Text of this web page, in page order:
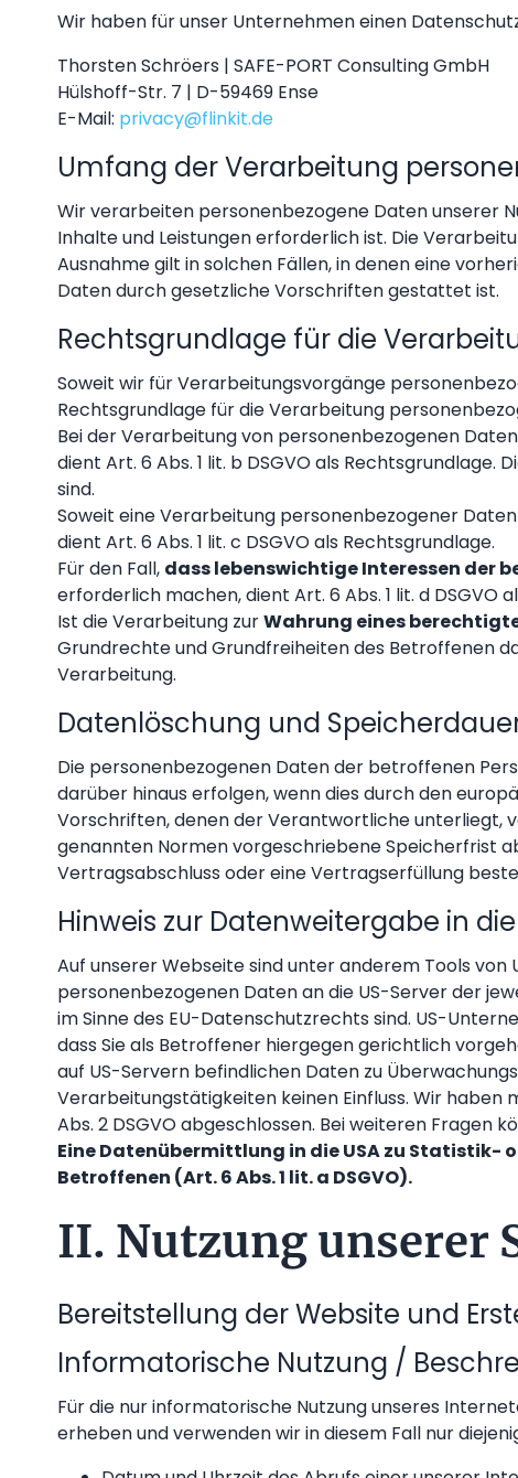
Wir haben für unser Unternehmen einen
Thorsten Schröers | SAFE-PORT Consulting GmbH
Hülshoff-Str. 7 | D-59469 Ense
E-Mail: privacy@flinkit.de
Umfang der Verarbeitung
Wir verarbeiten personenbezogene Daten unserer
Inhalte und Leistungen erforderlich ist. Die
Ausnahme gilt in solchen Fällen, in denen eine
Daten durch gesetzliche Vorschriften gestattet ist.
Rechtsgrundlage für die
Soweit wir für Verarbeitungsvorgänge
Rechtsgrundlage für die Verarbeitung
Bei der Verarbeitung von personenbezogenen
dient Art. 6 Abs. 1 lit. b DSGVO als
sind.
Soweit eine Verarbeitung personenbezogener
dient Art. 6 Abs. 1 lit. c DSGVO als Rechtsgrundlage.
Für den Fall, dass lebenswichtige Interessen der
erforderlich machen, dient Art. 6 Abs. 1 lit. d DSGVO
Ist die Verarbeitung zurWahrung eines
Grundrechte und Grundfreiheiten des Betroffenen
Verarbeitung.
Datenlöschung und
Die personenbezogenen Daten der betroffenen
darüber hinaus erfolgen, wenn dies durch den
Vorschriften, denen der Verantwortliche unterliegt,
genannten Normen vorgeschriebene Speicherfrist
Vertragsabschluss oder eine Vertragserfüllung
Hinweis zur Datenweitergabe in die
Auf unserer Webseite sind unter anderem Tools von
personenbezogenen Daten an die US-Server der
im Sinne des EU-Datenschutzrechts sind. US-
dass Sie als Betroffener hiergegen gerichtlich
auf US-Servern befindlichen Daten zu
Verarbeitungstätigkeiten keinen Einfluss. Wir
Abs. 2 DSGVO abgeschlossen. Bei weiteren Fragen
Eine Datenübermittlung in die USA zu
Betroffenen (Art. 6 Abs. 1 lit. a DSGVO).
II. Nutzung unserer
Bereitstellung der Website und
Informatorische Nutzung /
Für die nur informatorische Nutzung unseres
erheben und verwenden wir in diesem Fall nur